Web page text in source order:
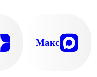
Макс